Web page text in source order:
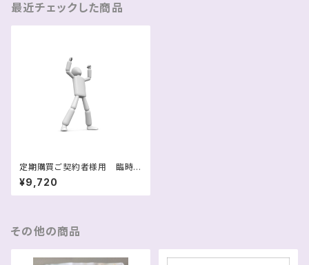
最近チェックした商品
定期購買ご契約者様用 臨時
追加用 ピュアアルギニンリキッ
ド１袋
¥9,720
その他の商品